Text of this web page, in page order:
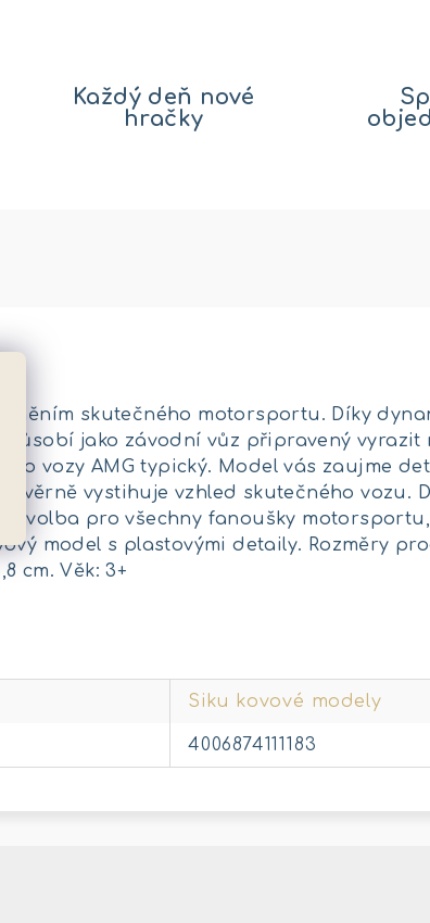
Každý deň nové
hračky
skutečného motorsportu. Díky
působí jako závodní vůz připravený
vozy AMG typický. Model vás zaujme
věrně vystihuje vzhled skutečného
volba pro všechny fanoušky
model s plastovými detaily. Rozměry
cm. Věk: 3+
Siku kovové modely
4006874111183